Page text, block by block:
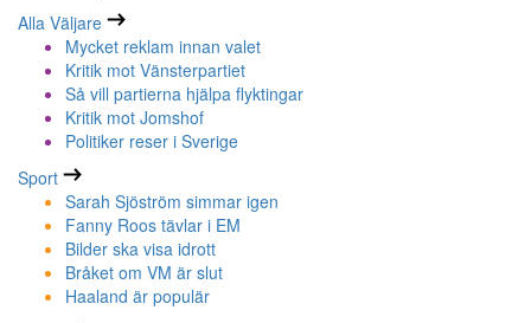
Alla Väljare
Mycket reklam innan valet
Kritik mot Vänsterpartiet
Så vill partierna hjälpa flyktingar
Kritik mot Jomshof
Politiker reser i Sverige
Sport
Sarah Sjöström simmar igen
Fanny Roos tävlar i EM
Bilder ska visa idrott
Bråket om VM är slut
Haaland är populär